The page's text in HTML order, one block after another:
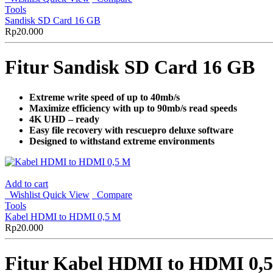
Tools
Sandisk SD Card 16 GB
Rp20.000
Fitur Sandisk SD Card 16 GB
Extreme write speed of up to 40mb/s
Maximize efficiency with up to 90mb/s read speeds
4K UHD –ready
Easy file recovery with rescuepro deluxe software
Designed to withstand extreme environments
Add to cart
Wishlist Quick View
Compare
Tools
Kabel HDMI to HDMI 0,5 M
Rp20.000
Fitur Kabel HDMI to HDMI